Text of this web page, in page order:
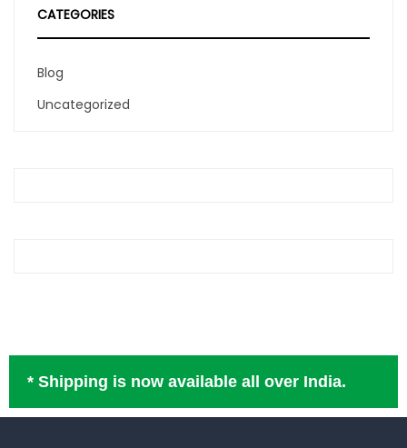
CATEGORIES
Blog
Uncategorized
* Shipping is now available all over India.